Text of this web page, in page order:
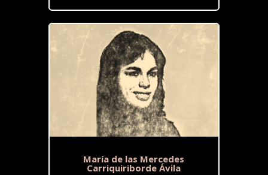
María de las Mercedes
Carriquiriborde Ávila